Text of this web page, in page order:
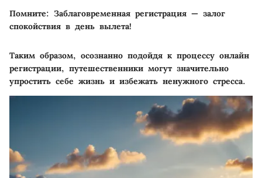
Помните: Заблаговременная регистрация — залог
спокойствия в день вылета!
Таким образом, осознанно подойдя к процессу онлайн
регистрации, путешественники могут значительно
упростить себе жизнь и избежать ненужного стресса.